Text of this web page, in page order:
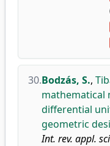
30.Bodzás, S.,
mathematical
differential
geometric
Int. rev. appl.